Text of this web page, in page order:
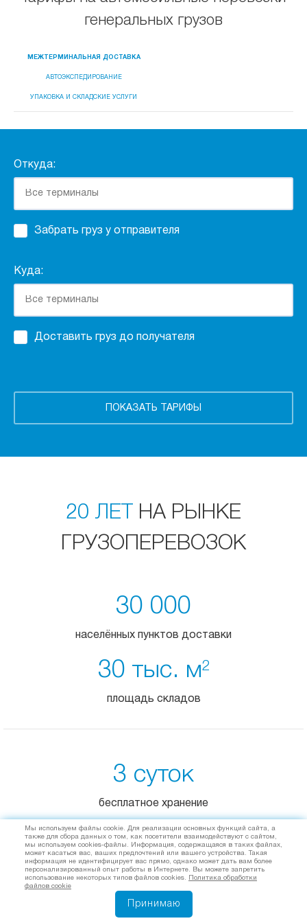
генеральных грузов
МЕЖТЕРМИНАЛЬНАЯ ДОСТАВКА
АВТОЭКСПЕДИРОВАНИЕ
УПАКОВКА И СКЛАДСКИЕ УСЛУГИ
Откуда:
Забрать груз у отправителя
Куда:
Доставить груз до получателя
20 ЛЕТ
НА РЫНКЕ
ГРУЗОПЕРЕВОЗОК
30 000
населённых пунктов доставки
30 тыс. м2
площадь складов
3 суток
бесплатное хранение
от 1 кг
транспортировка груза
Мы используем файлы cookie. Для реализации основных функций сайта, а
также для сбора данных о том, как посетители взаимодействуют с сайтом,
мы используем cookies-файлы. Информация, содержащаяся в таких файлах,
может касаться вас, ваших предпочтений или вашего устройства. Такая
информация не идентифицирует вас прямо, однако может дать вам более
персонализированный опыт работы в Интернете. Вы можете запретить
использование некоторых типов файлов cookies.
Политика обработки
файлов cookie
Принимаю